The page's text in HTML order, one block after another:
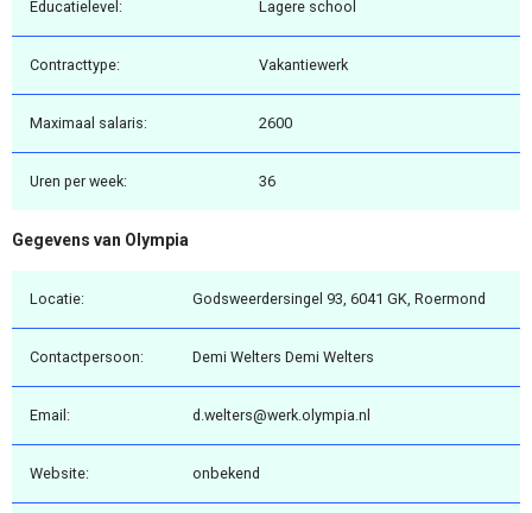
Educatielevel: Lagere school
Contracttype: Vakantiewerk
Maximaal salaris: 2600
Uren per week: 36
Gegevens van Olympia
Locatie: Godsweerdersingel 93, 6041 GK, Roermond
Contactpersoon: Demi Welters Demi Welters
Email: d.welters@werk.olympia.nl
Website: onbekend